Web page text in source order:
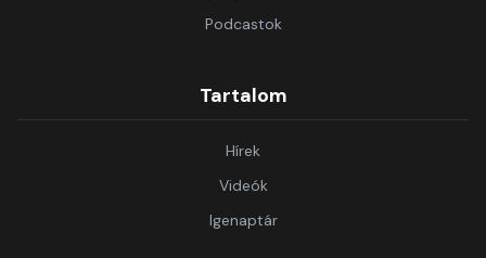
Podcastok
Tartalom
Hírek
Videók
Igenaptár